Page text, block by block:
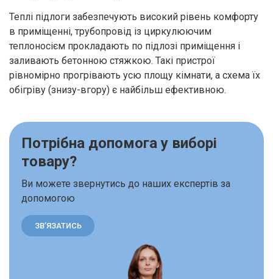
Теплі підлоги забезпечують високий рівень комфорту
в приміщенні, трубопровід із циркулюючим
теплоносієм прокладають по підлозі приміщення і
заливають бетонною стяжкою. Такі пристрої
рівномірно прогрівають усю площу кімнати, а схема їх
обігріву (знизу-вгору) є найбільш ефективною.
Потрібна допомога у виборі
товару?
Ви можете звернутись до наших експертів за
допомогою
ЗВ’ЯЗАТИСЬ